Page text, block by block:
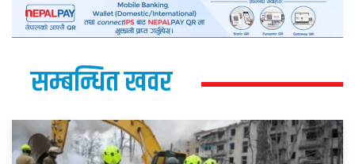
सम्बन्धित खवर